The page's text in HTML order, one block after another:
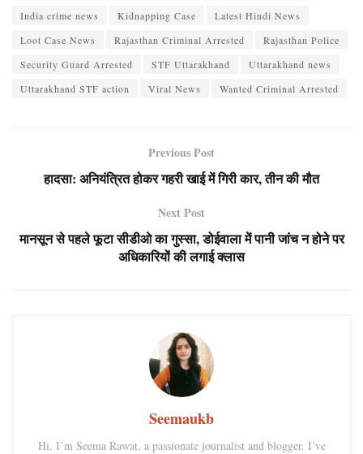
India crime news
Kidnapping Case
Latest Hindi News
Loot Case News
Rajasthan Criminal Arrested
Rajasthan Police
Security Guard Arrested
STF Uttarakhand
Uttarakhand news
Uttarakhand STF action
Viral News Wanted Criminal Arrested
Previous Post
हादसा: अनियंत्रित होकर गहरी खाई में गिरी कार, तीन की मौत
Next Post
मानसून से पहले फूटा सीडीओ का गुस्सा, डोईवाला में पानी जांच न होने पर
अधिकारियों की लगाई क्लास
Seemaukb
Hi, I’m Seema Rawat, a passionate journalist and blogger. I’ve